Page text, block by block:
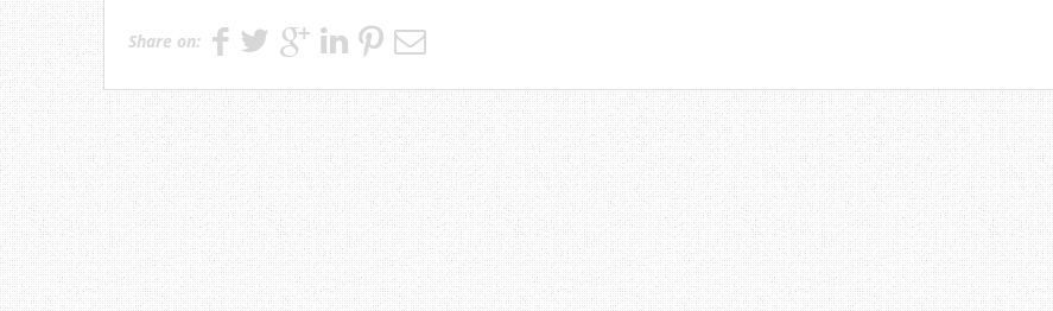
Share on: